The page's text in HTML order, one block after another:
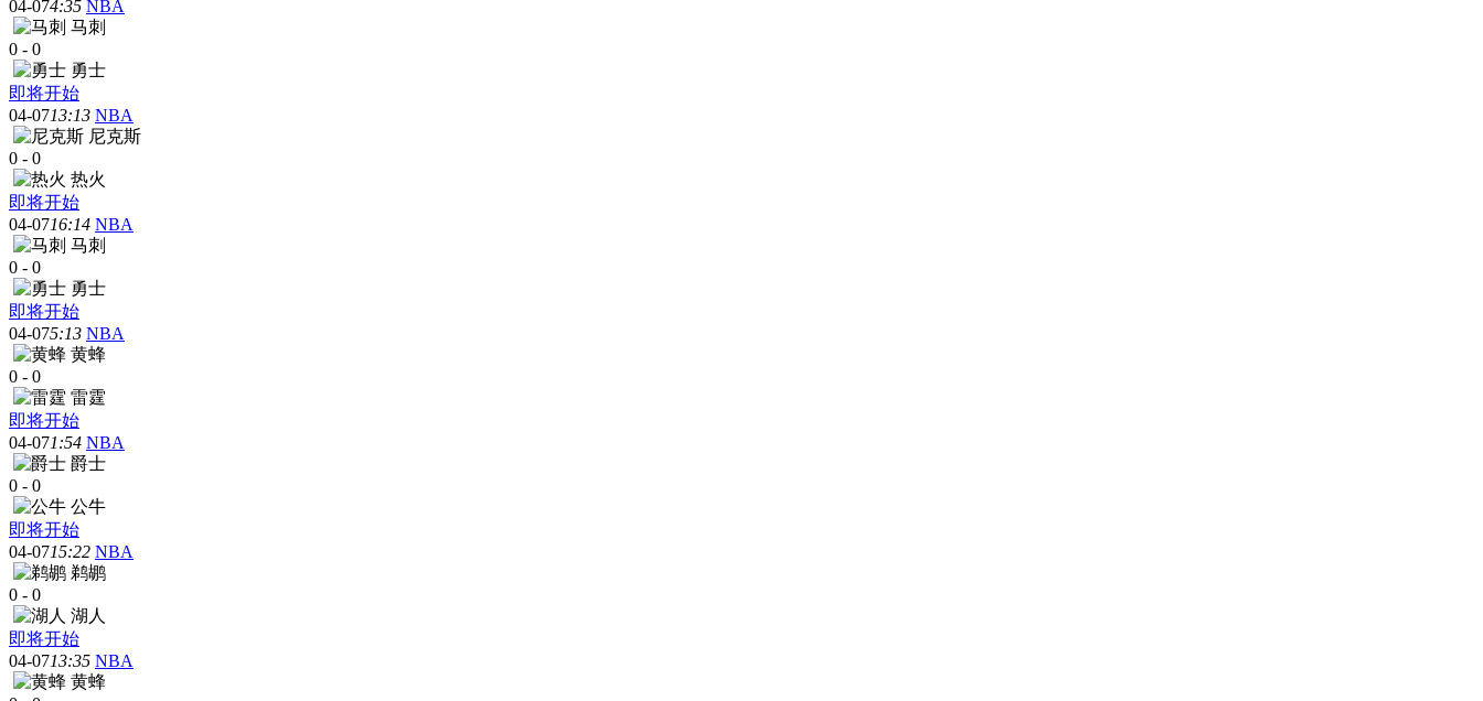
04-074:35 NBA
马刺
0 - 0
勇士
即将开始
04-0713:13 NBA
尼克斯
0 - 0
热火
即将开始
04-0716:14 NBA
马刺
0 - 0
勇士
即将开始
04-075:13 NBA
黄蜂
0 - 0
雷霆
即将开始
04-071:54 NBA
爵士
0 - 0
公牛
即将开始
04-0715:22 NBA
鹈鹕
0 - 0
湖人
即将开始
04-0713:35 NBA
黄蜂